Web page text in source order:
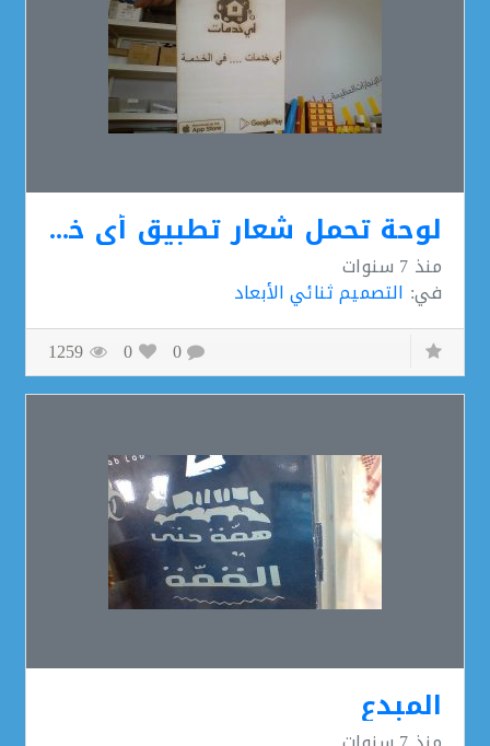
لوحة تحمل شعار تطبيق أي خدمات
التصميم ثنائي الأبعاد
0
1259
المبدع